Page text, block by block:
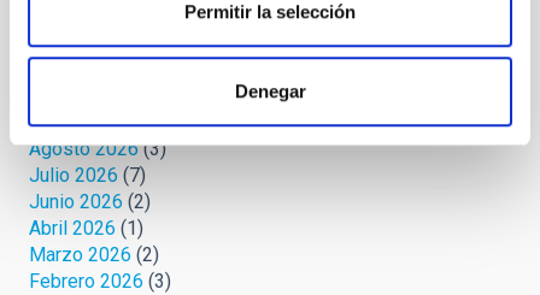
Permitir la selección
Denegar
Agosto 2026(3)
Julio 2026 (7)
Junio 2026 (2)
Abril 2026 (1)
Marzo 2026 (2)
Febrero 2026 (3)